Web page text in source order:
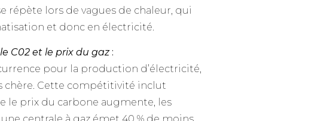
répète lors de vagues de chaleur, qui
et donc en électricité.
C02 et le prix du gaz:
pour la production d’électricité,
chère. Cette compétitivité inclut
le prix du carbone augmente, les